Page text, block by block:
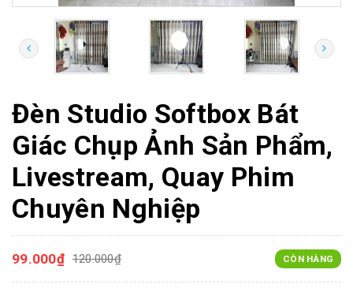
Đèn Studio Softbox Bát
Giác Chụp Ảnh Sản Phẩm,
Livestream, Quay Phim
Chuyên Nghiệp
99.000₫ 120.000₫ CÒN HÀNG